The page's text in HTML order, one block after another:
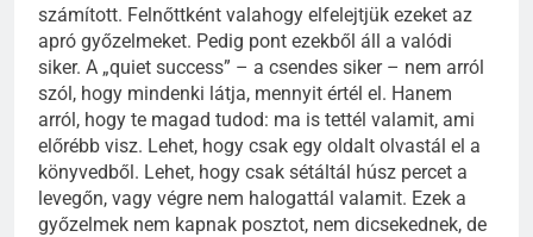
számított. Felnőttként valahogy elfelejtjük ezeket az
apró győzelmeket. Pedig pont ezekből áll a valódi
siker. A „quiet success” – a csendes siker – nem arról
szól, hogy mindenki látja, mennyit értél el. Hanem
arról, hogy te magad tudod: ma is tettél valamit, ami
előrébb visz. Lehet, hogy csak egy oldalt olvastál el a
könyvedből. Lehet, hogy csak sétáltál húsz percet a
levegőn, vagy végre nem halogattál valamit. Ezek a
győzelmek nem kapnak posztot, nem dicsekednek, de